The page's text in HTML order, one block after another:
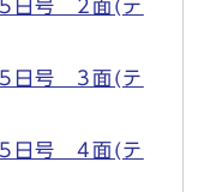
日号 2面(テ
日号 3面(テ
日号 4面(テ